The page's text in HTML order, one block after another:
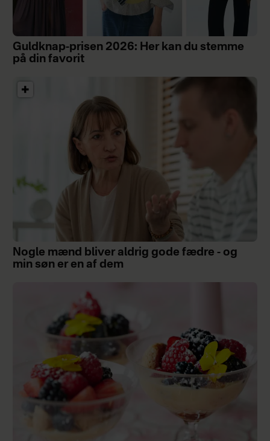
Guldknap-prisen 2026: Her kan du stemme
på din favorit
Nogle mænd bliver aldrig gode fædre - og
min søn er en af dem